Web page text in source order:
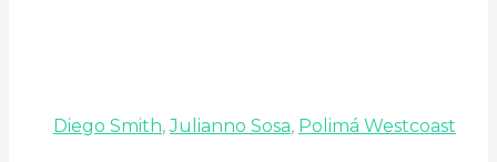
Diego Smith,Julianno Sosa, Polimá Westcoast